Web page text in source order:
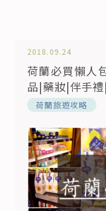
2018.09.24
荷蘭必買懶
品|藥妝|伴手
荷蘭旅遊攻略